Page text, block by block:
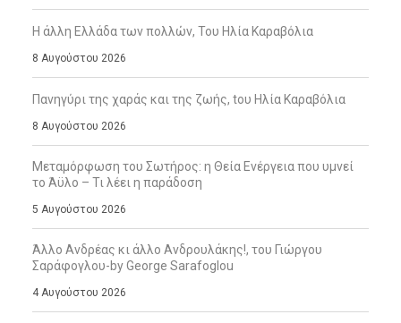
Η άλλη Ελλάδα των πολλών, Του Ηλία Καραβόλια
8 Αυγούστου 2026
Πανηγύρι της χαράς και της ζωής, tου Ηλία Καραβόλια
8 Αυγούστου 2026
Μεταμόρφωση του Σωτήρος: η Θεία Ενέργεια που υμνεί
το Άϋλο – Τι λέει η παράδοση
5 Αυγούστου 2026
Άλλο Ανδρέας κι άλλο Ανδρουλάκης!, του Γιώργου
Σαράφογλου-by George Sarafoglou
4 Αυγούστου 2026